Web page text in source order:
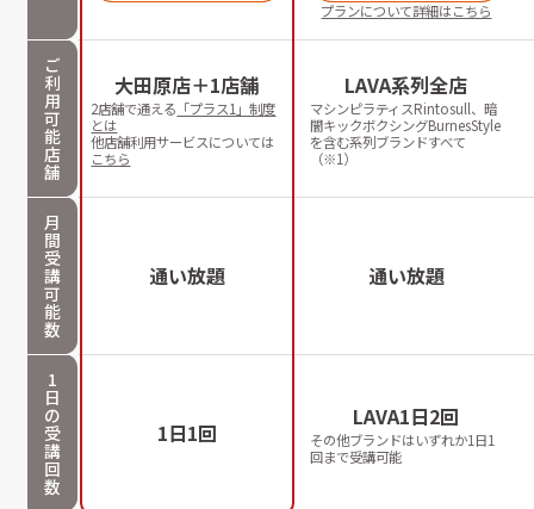
プランについて詳細はこちら
ご
利
用
可
能
店
舗
大田原店＋1店舗
2店舗で通える 「プラス1」制度
とは
他店舗利用サービスについては
こちら
LAVA系列全店
マシンピラティスRintosull、暗
闇キックボクシングBurnesStyle
を含む系列ブランドすべて
（※1）
月
間
受
講
可
能
数
通い放題 通い放題
1
日
の
受
講
回
数
1日1回
LAVA1日2回
その他ブランドはいずれか1日1
回まで受講可能